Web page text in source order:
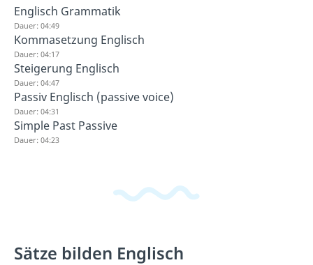
Englisch Grammatik
Dauer: 04:49
Kommasetzung Englisch
Dauer: 04:17
Steigerung Englisch
Dauer: 04:47
Passiv Englisch (passive voice)
Dauer: 04:31
Simple Past Passive
Dauer: 04:23
Sätze bilden Englisch